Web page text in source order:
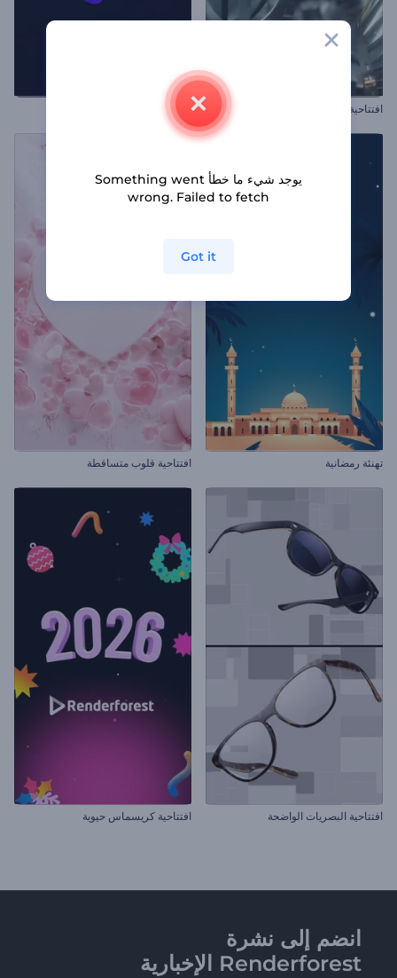
افتتاحية البنية الميكانيكية كشف شعار انسيابي لامع
تهنئة رمضانية افتتاحية قلوب متساقطة
افتتاحية البصريات الواضحة افتتاحية كريسماس حيوية
انضم إلى نشرة
Renderforest الإخبارية
يوجد شيء ما خطأ Something went
wrong. Failed to fetch
Got it